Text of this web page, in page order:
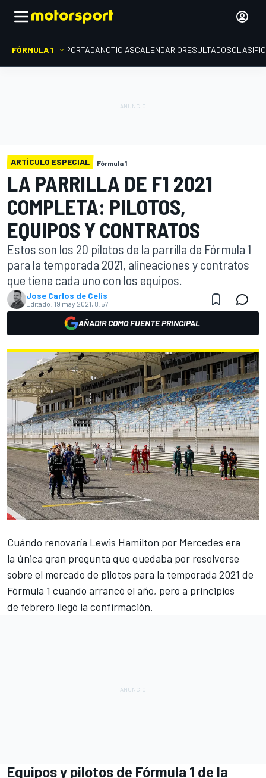
FÓRMULA 1 PORTADANOTICIASCALENDARIORESULTADOS
ARTÍCULO ESPECIAL Fórmula 1
LA PARRILLA DE F1 2021
COMPLETA: PILOTOS,
EQUIPOS Y CONTRATOS
Estos son los 20 pilotos de la parrilla de Fórmula 1
para la temporada 2021, alineaciones y contratos
que tiene cada uno con los equipos.
Jose Carlos de Celis
Editado: 19 may 2021, 8:57
AÑADIR COMO FUENTE PRINCIPAL
Cuándo renovaría Lewis Hamilton por Mercedes era
la única gran pregunta que quedaba por resolverse
sobre el mercado de pilotos para la temporada 2021 de
Fórmula 1 cuando arrancó el año, pero a principios
de febrero llegó la confirmación.
Equipos y pilotos de Fórmula 1 de la